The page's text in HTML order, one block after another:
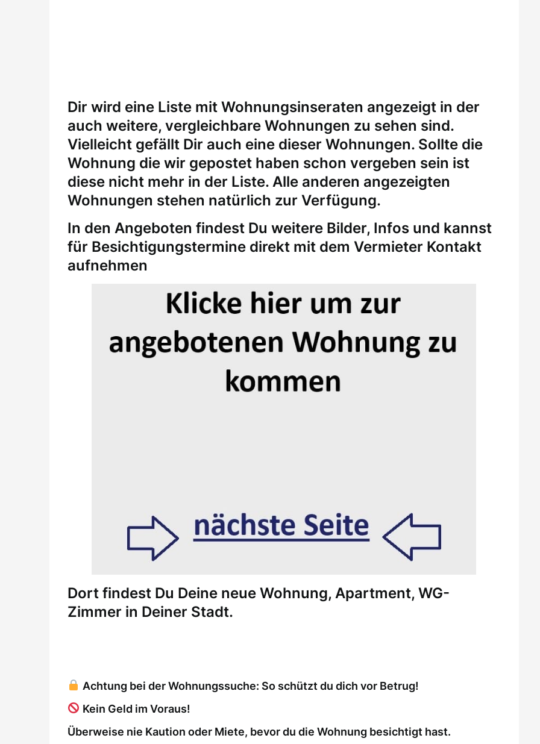
Dir wird eine Liste mit Wohnungsinseraten angezeigt in der
auch weitere, vergleichbare Wohnungen zu sehen sind.
Vielleicht gefällt Dir auch eine dieser Wohnungen. Sollte die
Wohnung die wir gepostet haben schon vergeben sein ist
diese nicht mehr in der Liste. Alle anderen angezeigten
Wohnungen stehen natürlich zur Verfügung.
In den Angeboten findest Du weitere Bilder, Infos und kannst
für Besichtigungstermine direkt mit dem Vermieter Kontakt
aufnehmen
Dort findest Du Deine neue Wohnung, Apartment, WG-
Zimmer in Deiner Stadt.
Achtung bei der Wohnungssuche: So schützt du dich vor Betrug!
Kein Geld im Voraus!
Überweise nie Kaution oder Miete, bevor du die Wohnung besichtigt hast.